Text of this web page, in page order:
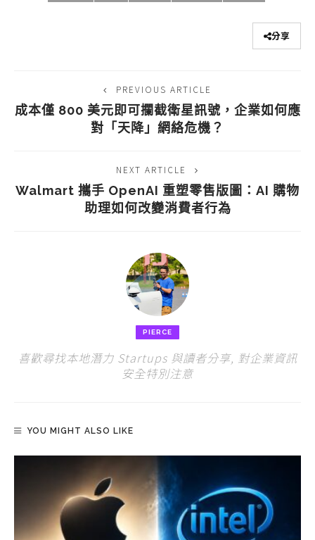
分享
PREVIOUS ARTICLE
成本僅 800 美元即可攔截衛星訊號，企業如何應
對「天降」網絡危機？
NEXT ARTICLE
Walmart 攜手 OpenAI 重塑零售版圖：AI 購物
助理如何改變消費者行為
PIERCE
喜歡尋找本地潛力 Startups 與讀者分享, 對企業資訊
安全特別注意
YOU MIGHT ALSO LIKE